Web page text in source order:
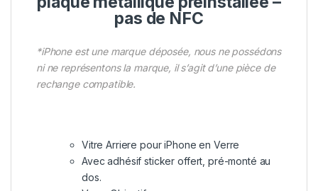
pas de NFC
*iPhone est une marque déposée, nous ne possédons
ni ne représentons la marque, il s’agit d’une pièce de
rechange compatible.
Vitre Arriere pour iPhone en Verre
Avec adhésif sticker offert, pré-monté au
dos.